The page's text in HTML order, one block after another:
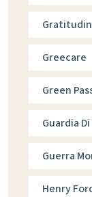
Greecare
Green
Guardia
Guerra
Henry